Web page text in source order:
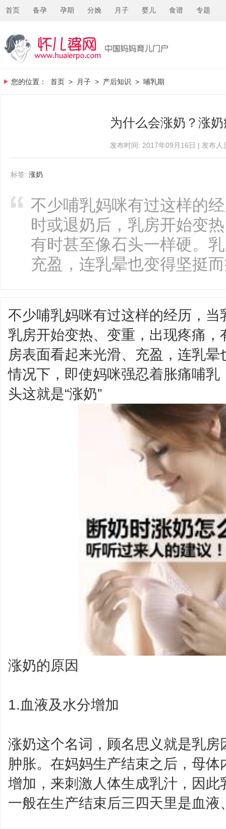
首页 备孕 孕期 分娩 月子 婴儿 食谱 专题
您的位置： 首页 > 月子 > 产后知识 > 哺乳期
为什么会涨奶？涨
发布时间: 2017年09月16日 | 发布
标签: 涨奶
不少哺乳妈咪有过这样的
时或退奶后，乳房开始变
有时甚至像石头一样硬。
充盈，连乳晕也变得坚挺
不少哺乳妈咪有过这样的经历，
乳房开始变热、变重，出现疼痛
房表面看起来光滑、充盈，连乳
情况下，即使妈咪强忍着胀痛哺
头这就是“涨奶”
涨奶的原因
1.血液及水分增加
涨奶这个名词，顾名思义就是乳
肿胀。在妈妈生产结束之后，母
增加，来刺激人体生成乳汁，因
一般在生产结束后三四天里是血